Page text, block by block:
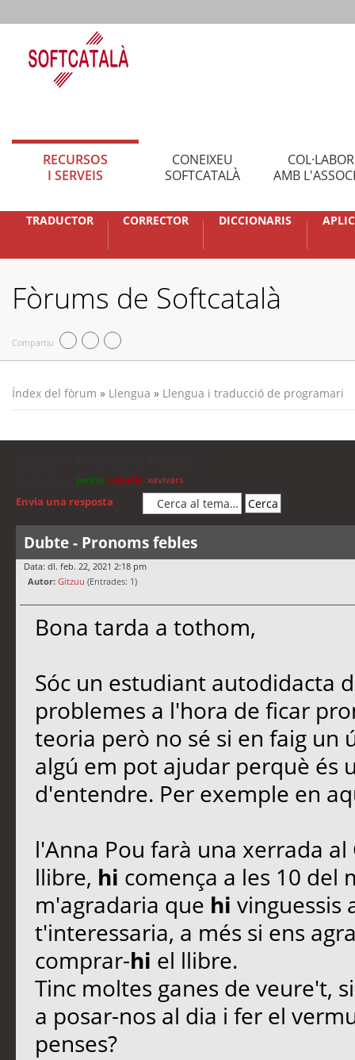
RECURSOS
I SERVEIS
CONEIXEU
SOFTCATALÀ
AMB
TRADUCTOR CORRECTOR DICCIONARIS
Fòrums de Softcatalà
Compartiu
Índex del fòrum » Llengua » Llengua i traducció de programari
jordis cubells xavivars
Envia una resposta
Dubte - Pronoms febles
Data: dl. feb. 22, 2021 2:18 pm
Autor: Gitzuu (Entrades: 1)
Bona tarda a tothom,
Sóc un estudiant autodidacta
problemes a l'hora de ficar
teoria però no sé si en faig un
algú em pot ajudar perquè és
d'entendre. Per exemple en
l'Anna Pou farà una xerrada
llibre, hi comença a les 10 del
m'agradaria que hi vinguessis
t'interessaria, a més si ens
comprar-hi el llibre.
Tinc moltes ganes de veure't,
a posar-nos al dia i fer el
penses?